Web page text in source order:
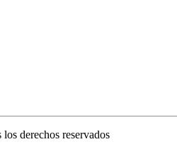
los derechos reservados